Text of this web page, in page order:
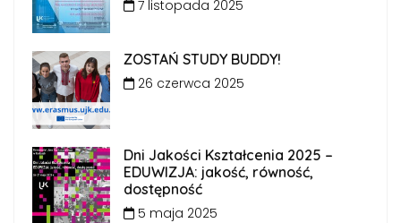
7 listopada 2025
ZOSTAŃ STUDY BUDDY!
26 czerwca 2025
Dni Jakości Kształcenia 2025 –
EDUWIZJA: jakość, równość,
dostępność
5 maja 2025